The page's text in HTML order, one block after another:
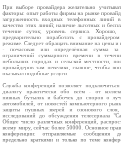
При выборе провайдера желательно
факторы: опыт работы фирмы на рынке
загруженность входных телефонных линий
качество этих линий; наличие льготных и
течение суток; уровень сервиса. Хорошо,
предварительно поработать с
режиме. Следует обращать внимание на цены и
- почасовая или определённая сумма
ограничений суммарного времени в
небольших городах и сельской местности,
провайдеров там невелико, главное, чтобы
оказывал подобные услуги.
Служба конференций позволяет
диалогу практически обо всём - от
пивных бутылок и бабочек до споров о
автомобилей, от новостей компьютерного
защиты пушных зверей и озонового
исследований до обсуждения телесериала
Общее число различных конференций,
всему миру, сейчас более 50000. Основное
конференции: отправляемые сообщения
предельно краткими и только по теме